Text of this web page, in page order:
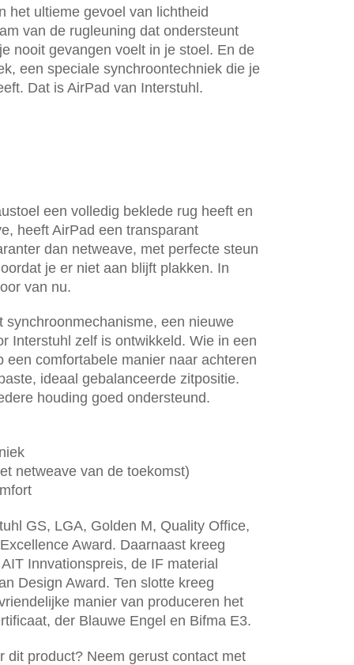
het ultieme gevoel van lichtheid
van de rugleuning dat ondersteunt
nooit gevangen voelt in je stoel. En de
een speciale synchroontechniek die je
Dat is AirPad van Interstuhl.
een volledig beklede rug heeft en
heeft AirPad een transparant
dan netweave, met perfecte steun
je er niet aan blijft plakken. In
van nu.
synchroonmechanisme, een nieuwe
Interstuhl zelf is ontwikkeld. Wie in een
een comfortabele manier naar achteren
ideaal gebalanceerde zitpositie.
houding goed ondersteund.
netweave van de toekomst)
GS, LGA, Golden M, Quality Office,
Award. Daarnaast kreeg
Innvationspreis, de IF material
Design Award. Ten slotte kreeg
manier van produceren het
der Blauwe Engel en Bifma E3.
dit product? Neem gerust contact met